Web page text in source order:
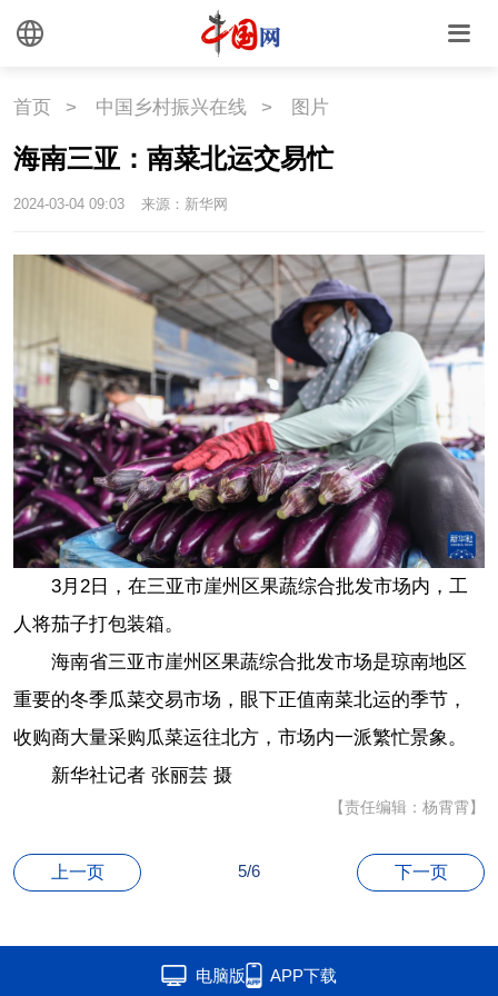
文创
时尚 旅游
悦读 民藏
国情 助残 一带一路
海洋 草原 湾区
联盟 心理 老年
首页 > 中国乡村振兴在线 > 图片
海南三亚：南菜北运交易忙
2024-03-04 09:03 来源：新华网
3月2日，在三亚市崖州区果蔬综合批发市场内，工
人将茄子打包装箱。
海南省三亚市崖州区果蔬综合批发市场是琼南地区
重要的冬季瓜菜交易市场，眼下正值南菜北运的季节，
收购商大量采购瓜菜运往北方，市场内一派繁忙景象。
新华社记者 张丽芸 摄
【责任编辑：杨霄霄】
上一页 5/6 下一页
电脑版 APP下载